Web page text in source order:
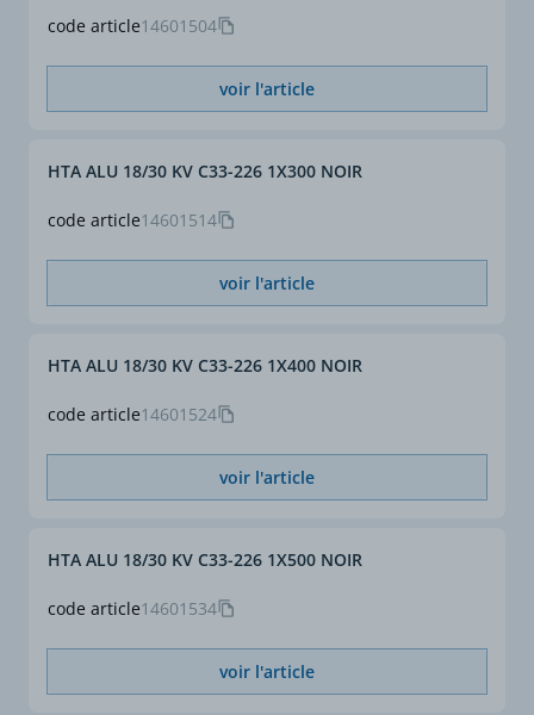
code article14601504
voir l'article
code article14601514
HTA ALU 18/30 KV C33-226 1X300 NOIR
voir l'article
code article14601524
HTA ALU 18/30 KV C33-226 1X400 NOIR
voir l'article
code article14601534
HTA ALU 18/30 KV C33-226 1X500 NOIR
voir l'article